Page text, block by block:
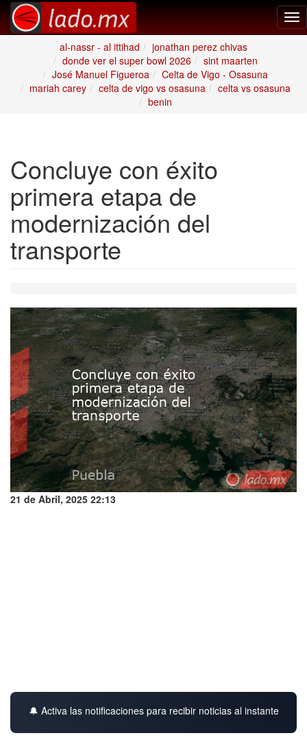
al-nassr - al ittihad
jonathan perez chivas
donde ver el super bowl 2026
sint maarten
José Manuel Figueroa
Celta de Vigo - Osasuna
mariah carey
celta de vigo vs osasuna
celta vs osasuna
benin
Concluye con éxito
primera etapa de
modernización del
transporte
21 de Abril, 2025 22:13
🔔 Activa las notificaciones para recibir noticias al instante